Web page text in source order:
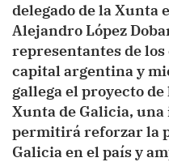
delegado de la Xunta
Alejandro López
representantes de
capital argentina y
gallega el proyecto
Xunta de Galicia,
permitirá reforzar la
Galicia en el país y